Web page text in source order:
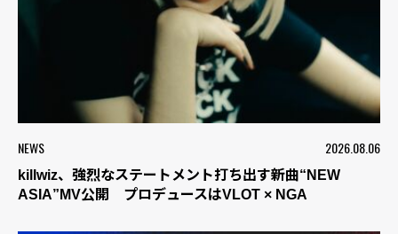
NEWS 2026.08.06
killwiz、強烈なステートメント打ち出す新曲“NEW
ASIA”MV公開 プロデュースはVLOT × NGA